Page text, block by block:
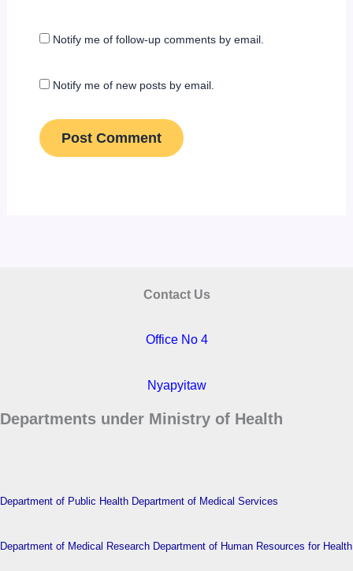
Notify me of follow-up comments by email.
Notify me of new posts by email.
Contact Us
Office No 4
Nyapyitaw
Departments under Ministry of Health
Department of Public Health Department of Medical Services
Department of Medical Research Department of Human Resources for Health